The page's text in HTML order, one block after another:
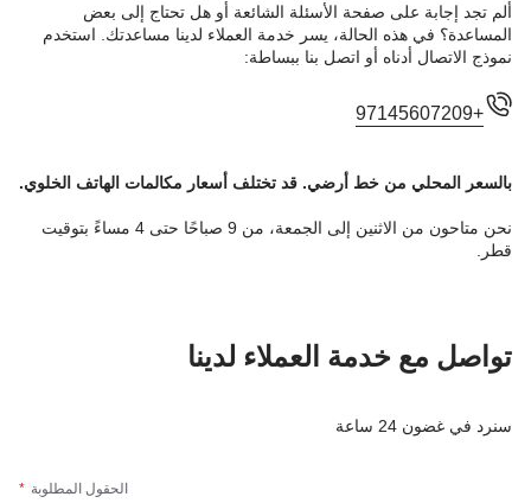
ألم تجد إجابة على صفحة الأسئلة الشائعة أو هل تحتاج إلى بعض
المساعدة؟ في هذه الحالة، يسر خدمة العملاء لدينا مساعدتك. استخدم
نموذج الاتصال أدناه أو اتصل بنا ببساطة:
+97145607209
بالسعر المحلي من خط أرضي. قد تختلف أسعار مكالمات الهاتف الخلوي.
نحن متاحون من الاثنين إلى الجمعة، من 9 صباحًا حتى 4 مساءً بتوقيت
قطر.
تواصل مع خدمة العملاء لدينا
سنرد في غضون 24 ساعة
الحقول المطلوبة *